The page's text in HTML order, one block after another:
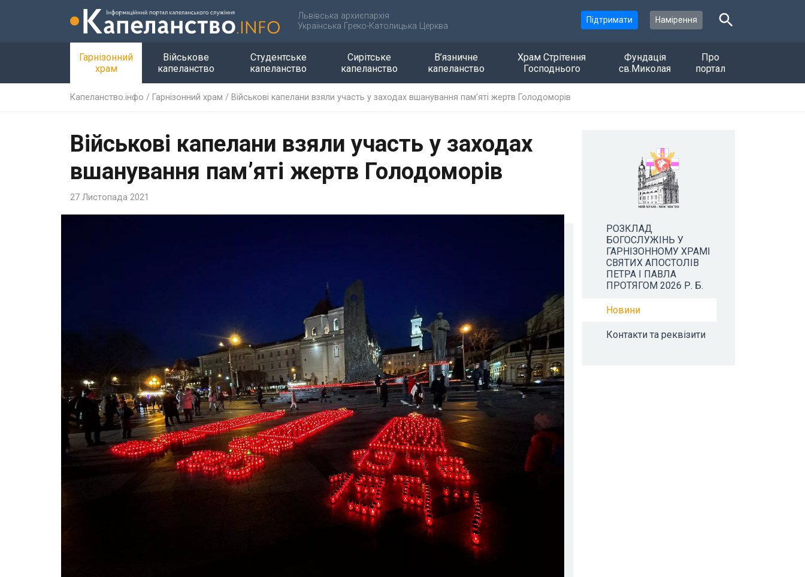
Львівська архиєпархія
Українська Греко-Католицька Церква
Підтримати Намірення
Гарнізонний
храм
Військове
капеланство
Студентське
капеланство
Сирітське
капеланство
В’язничне
капеланство
Храм Стрітення
Господнього
Фундація
св.Миколая
Про
портал
Капеланство.інфо / Гарнізонний храм / Військові капелани взяли участь у заходах вшанування пам’яті жертв Голодоморів
Військові капелани взяли участь у заходах
вшанування пам’яті жертв Голодоморів
27 Листопада 2021
РОЗКЛАД
БОГОСЛУЖІНЬ У
ГАРНІЗОННОМУ ХРАМІ
СВЯТИХ АПОСТОЛІВ
ПЕТРА І ПАВЛА
ПРОТЯГОМ 2026 Р. Б.
Новини
Контакти та реквізити